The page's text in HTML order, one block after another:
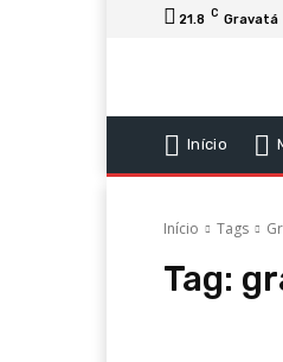
21.8 C Gravatá
Início
Início Tags
Tag: